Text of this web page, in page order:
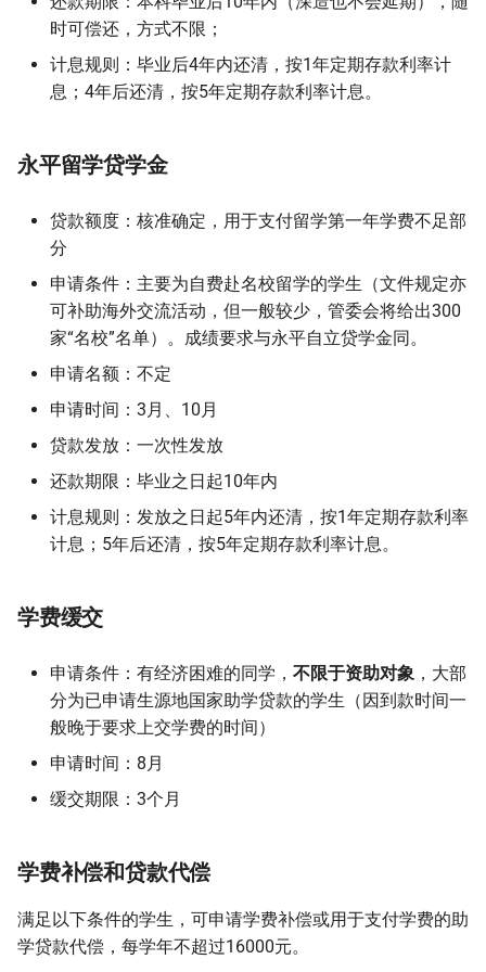
时可偿还，方式不限；
计息规则：毕业后4年内还清，按1年定期存款利率计
息；4年后还清，按5年定期存款利率计息。
永平留学贷学金
贷款额度：核准确定，用于支付留学第一年学费不足部
分
申请条件：主要为自费赴名校留学的学生（文件规定亦
可补助海外交流活动，但一般较少，管委会将给出300
家“名校”名单）。成绩要求与永平自立贷学金同。
申请名额：不定
申请时间：3月、10月
贷款发放：一次性发放
还款期限：毕业之日起10年内
计息规则：发放之日起5年内还清，按1年定期存款利率
计息；5年后还清，按5年定期存款利率计息。
学费缓交
申请条件：有经济困难的同学， 不限于资助对象 ，大部
分为已申请生源地国家助学贷款的学生（因到款时间一
般晚于要求上交学费的时间）
申请时间：8月
缓交期限：3个月
学费补偿和贷款代偿
满足以下条件的学生，可申请学费补偿或用于支付学费的助
学贷款代偿，每学年不超过16000元。